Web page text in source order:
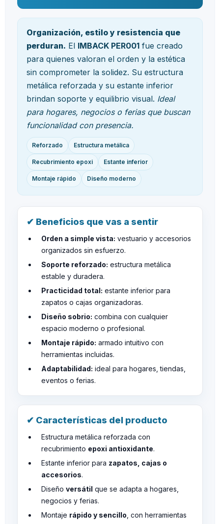
Organización, estilo y resistencia que
perduran. El IMBACK PER001 fue creado
para quienes valoran el orden y la estética
sin comprometer la solidez. Su estructura
metálica reforzada y su estante inferior
brindan soporte y equilibrio visual. Ideal
para hogares, negocios o ferias que buscan
funcionalidad con presencia.
Reforzado Estructura metálica
Recubrimiento epoxi Estante inferior
Montaje rápido Diseño moderno
✔ Beneficios que vas a sentir
Orden a simple vista: vestuario y accesorios
organizados sin esfuerzo.
Soporte reforzado: estructura metálica
estable y duradera.
Practicidad total: estante inferior para
zapatos o cajas organizadoras.
Diseño sobrio: combina con cualquier
espacio moderno o profesional.
Montaje rápido: armado intuitivo con
herramientas incluidas.
Adaptabilidad: ideal para hogares, tiendas,
eventos o ferias.
✔ Características del producto
Estructura metálica reforzada con
recubrimiento epoxi antioxidante.
Estante inferior para zapatos, cajas o
accesorios.
Diseño versátil que se adapta a hogares,
negocios y ferias.
Montaje rápido y sencillo , con herramientas